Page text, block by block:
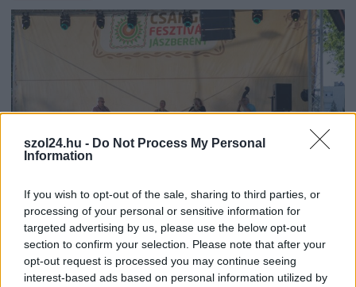
szol24.hu - Do Not Process My Personal
Information
If you wish to opt-out of the sale, sharing to third parties, or
processing of your personal or sensitive information for
targeted advertising by us, please use the below opt-out
section to confirm your selection. Please note that after your
opt-out request is processed you may continue seeing
interest-based ads based on personal information utilized by
2026.08.05. szol24.hu
Tánccal, zeneszóval és vásárral telik meg
Jászberény, indul a Csángó Fesztivál